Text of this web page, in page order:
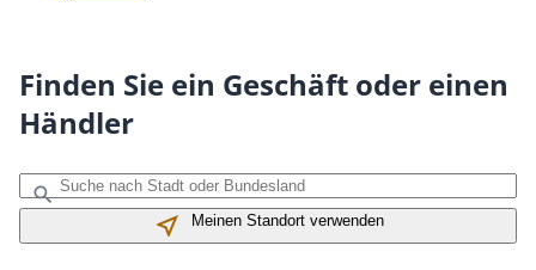
Finden Sie ein Geschäft oder einen
Händler
Meinen Standort verwenden